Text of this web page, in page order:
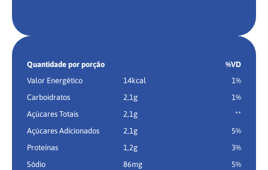
Quantidade por porção
%VD
Valor Energético
14kcal
1%
Carboidratos
2,1g
1%
Açúcares Totais
2,1g
**
Açúcares Adicionados
2,1g
5%
Proteínas
1,2g
3%
Sódio
86mg 5%